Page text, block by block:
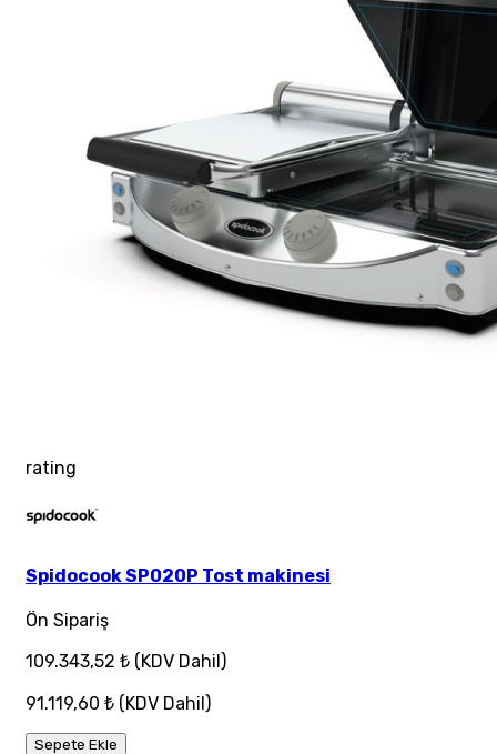
rating
Spidocook SP020P Tost makinesi
Ön Sipariş
109.343,52 ₺ (KDV Dahil)
91.119,60 ₺ (KDV Dahil)
Sepete Ekle